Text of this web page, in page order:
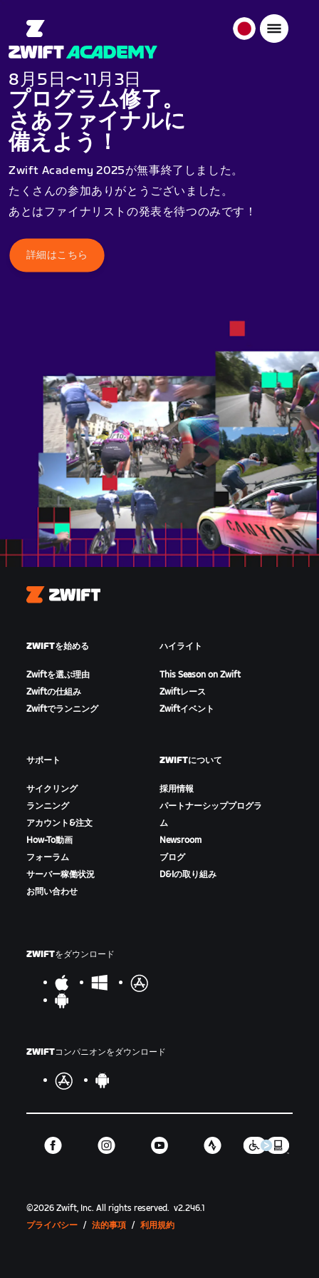
日
8月5日〜11月3日
プログラム修了。
さあファイナルに
備えよう！
Zwift Academy 2025が無事終了しました。
たくさんの参加ありがとうございました。
あとはファイナリストの発表を待つのみです！
詳細はこちら
Zwift
ZWIFTを始める
Zwiftを選ぶ理由
Zwiftの仕組み
Zwiftでランニング
ハイライト
This Season on Zwift
Zwiftレース
Zwiftイベント
サポート
サイクリング
ランニング
アカウント&注文
How-To動画
フォーラム
サーバー稼働状況
お問い合わせ
ZWIFTについて
採用情報
パートナーシッププログラ
ム
Newsroom
ブログ
D&Iの取り組み
ZWIFTをダウンロード
ZWIFTコンパニオンをダウンロード
©2026 Zwift, Inc.All rights reserved. v2.246.1
プライバシー / 法的事項 / 利用規約